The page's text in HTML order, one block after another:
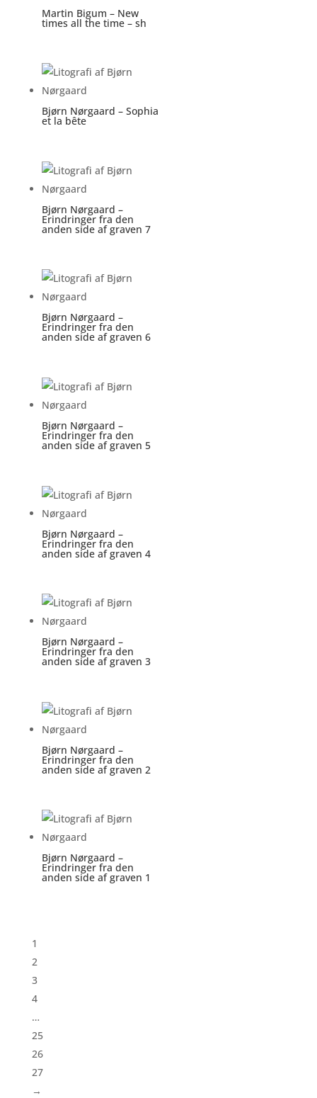
Martin Bigum – New
times all the time – sh
Bjørn Nørgaard – Sophia
et la bête
Bjørn Nørgaard –
Erindringer fra den
anden side af graven 7
Bjørn Nørgaard –
Erindringer fra den
anden side af graven 6
Bjørn Nørgaard –
Erindringer fra den
anden side af graven 5
Bjørn Nørgaard –
Erindringer fra den
anden side af graven 4
Bjørn Nørgaard –
Erindringer fra den
anden side af graven 3
Bjørn Nørgaard –
Erindringer fra den
anden side af graven 2
Bjørn Nørgaard –
Erindringer fra den
anden side af graven 1
1
2
3
4
…
25
26
27
→